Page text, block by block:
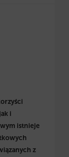
i
istnieje
z